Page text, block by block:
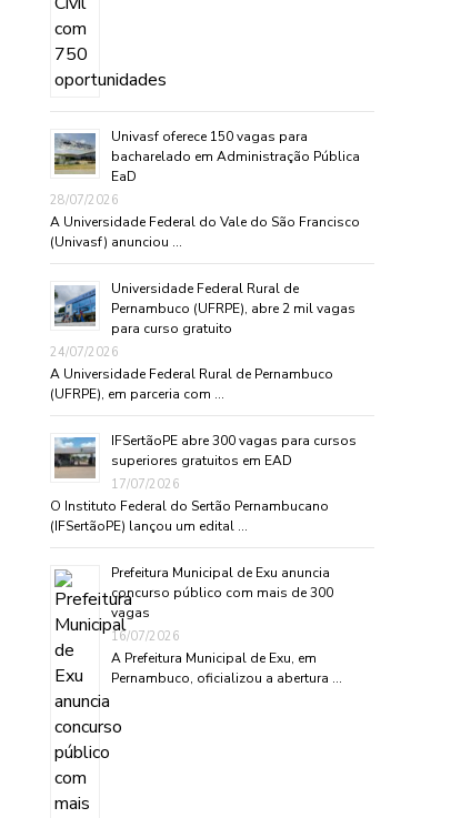
Univasf oferece 150 vagas para
bacharelado em Administração Pública
EaD
28/07/2026
A Universidade Federal do Vale do São Francisco
(Univasf) anunciou …
Universidade Federal Rural de
Pernambuco (UFRPE), abre 2 mil vagas
para curso gratuito
24/07/2026
A Universidade Federal Rural de Pernambuco
(UFRPE), em parceria com …
IFSertãoPE abre 300 vagas para cursos
superiores gratuitos em EAD
17/07/2026
O Instituto Federal do Sertão Pernambucano
(IFSertãoPE) lançou um edital …
Prefeitura Municipal de Exu anuncia
concurso público com mais de 300
vagas
16/07/2026
A Prefeitura Municipal de Exu, em
Pernambuco, oficializou a abertura …